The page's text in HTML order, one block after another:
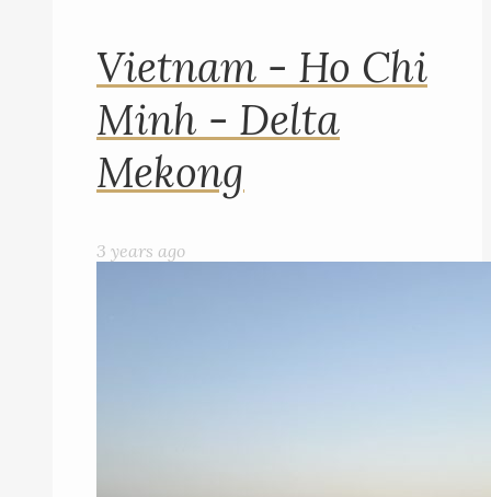
Vietnam - Ho Chi
Minh - Delta
Mekong
3 years ago